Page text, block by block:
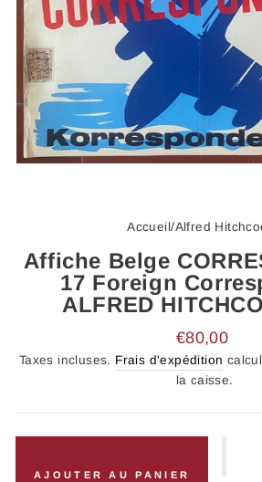
Accueil/Alfred
Affiche Belge
17 Foreign
ALFRED
Prix
régulier
€80,00
Taxes incluses. Frais d'expédition
la caisse.
AJOUTER AU PANIER